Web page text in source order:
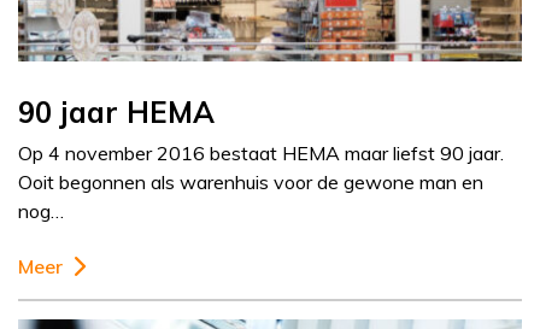
90 jaar HEMA
Op 4 november 2016 bestaat HEMA maar liefst 90 jaar.
Ooit begonnen als warenhuis voor de gewone man en
nog…
Meer